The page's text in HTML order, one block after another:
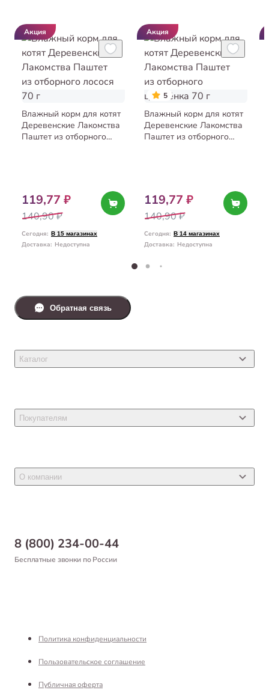
Акция
Влажный корм для котят
Деревенские Лакомства
Паштет из отборного
119,77 ₽
140,90 ₽
Сегодня: В 15 магазинах
Доставка: Недоступна
Акция
5
Влажный корм для котят
Деревенские Лакомства
Паштет из отборного
119,77 ₽
140,90 ₽
Сегодня: В 14 магазинах
Доставка: Недоступна
8 (800) 234-00-44
Бесплатные звонки по России
Каталог
Товары для собак
Товары для птиц
Покупателям
Новости
Самовывоз
Оформление заказа
О компании
Благотворительный фонд
Реквизиты
Обратная связь
Политика конфиденциальности
Пользовательское соглашение
Публичная оферта